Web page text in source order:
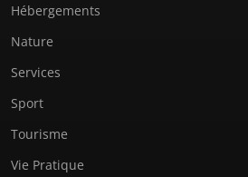
Hébergements
Nature
Services
Sport
Tourisme
Vie Pratique